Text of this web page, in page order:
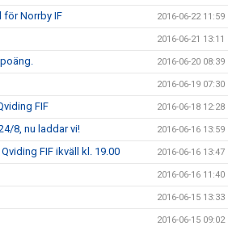
Norrby IF 2016-06-22 11:59
2016-06-21 13:11
2016-06-20 08:39
2016-06-19 07:30
FIF 2016-06-18 12:28
8, nu laddar vi! 2016-06-16 13:59
FIF ikväll kl. 19.00 2016-06-16 13:47
2016-06-16 11:40
2016-06-15 13:33
2016-06-15 09:02